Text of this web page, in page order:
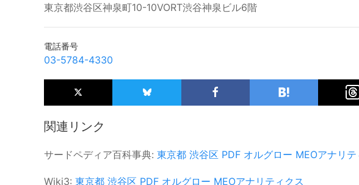
東京都渋谷区神泉町10-10VORT渋谷神泉ビル6階
電話番号
03-5784-4330
関連リンク
サードペディア百科事典: 東京都 渋谷区 PDF オルグロー MEOアナリテ
Wiki3: 東京都 渋谷区 PDF オルグロー MEOアナリティクス